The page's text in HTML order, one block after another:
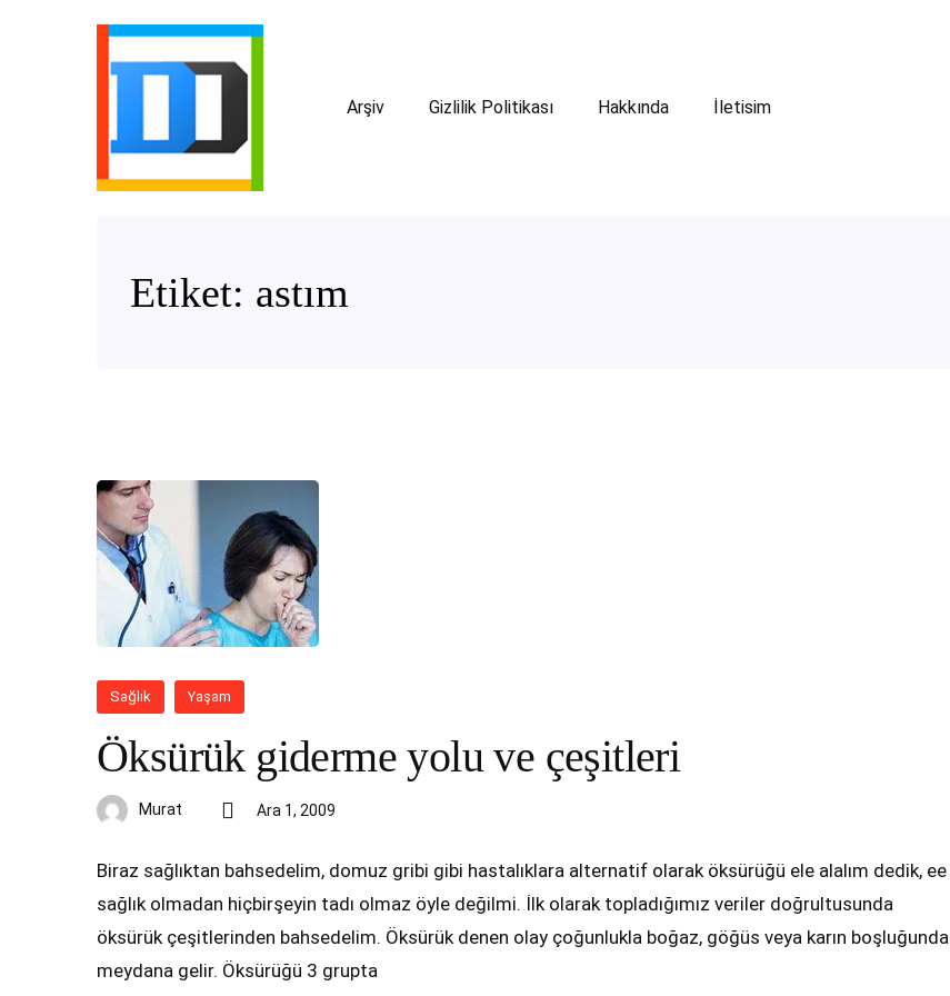
Arşiv Gizlilik Politikası Hakkında İletisim
Etiket: astım
Sağlık Yaşam
Öksürük giderme yolu ve çeşitleri
Murat Ara 1, 2009
Biraz sağlıktan bahsedelim, domuz gribi gibi hastalıklara alternatif olarak öksürüğü ele alalım dedik, ee
sağlık olmadan hiçbirşeyin tadı olmaz öyle değilmi. İlk olarak topladığımız veriler doğrultusunda
öksürük çeşitlerinden bahsedelim. Öksürük denen olay çoğunlukla boğaz, göğüs veya karın boşluğunda
meydana gelir. Öksürüğü 3 grupta